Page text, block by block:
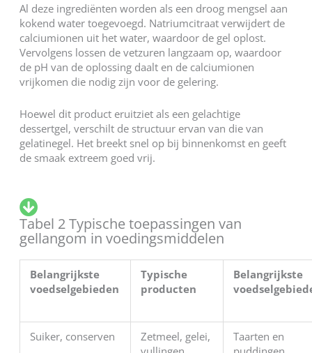
Al deze ingrediënten worden als een droog mengsel aan
kokend water toegevoegd. Natriumcitraat verwijdert de
calciumionen uit het water, waardoor de gel oplost.
Vervolgens lossen de vetzuren langzaam op, waardoor
de pH van de oplossing daalt en de calciumionen
vrijkomen die nodig zijn voor de gelering.
Hoewel dit product eruitziet als een gelachtige
dessertgel, verschilt de structuur ervan van die van
gelatinegel. Het breekt snel op bij binnenkomst en geeft
de smaak extreem goed vrij.
Tabel 2 Typische toepassingen van
gellangom in voedingsmiddelen
Belangrijkste
voedselgebieden
Typische
producten
Belangrijkste
Suiker, conserven
Zetmeel, gelei,
Taarten en